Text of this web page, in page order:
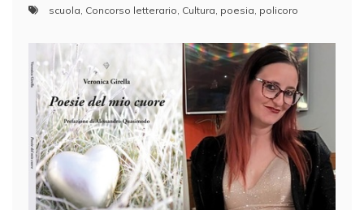
scuola Concorso letterario Cultura poesia policoro